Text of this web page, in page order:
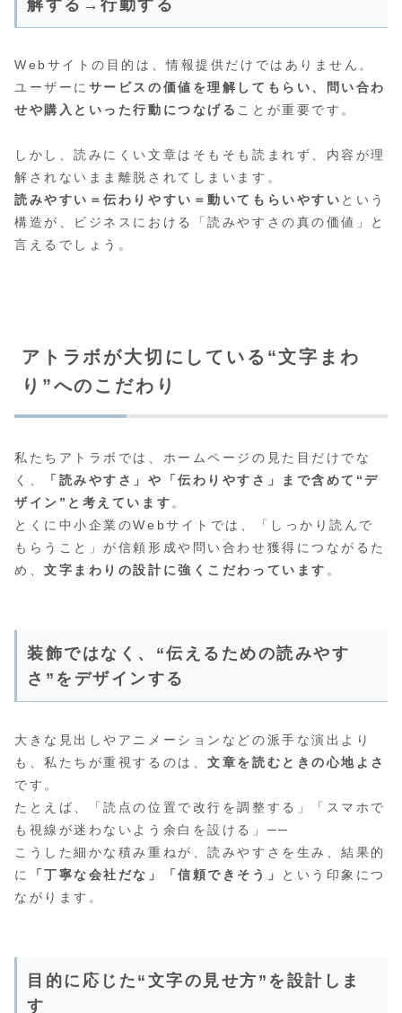
解する→行動する
Webサイトの目的は、情報提供だけではありません。
ユーザーに サービスの価値を理解してもらい、問い合わ
せや購入といった行動につなげる ことが重要です。
しかし、読みにくい文章はそもそも読まれず、内容が理
解されないまま離脱されてしまいます。
読みやすい＝伝わりやすい＝動いてもらいやすい という
構造が、ビジネスにおける「読みやすさの真の価値」と
言えるでしょう。
アトラボが大切にしている“文字まわ
り”へのこだわり
私たちアトラボでは、ホームページの見た目だけでな
く、
「読みやすさ」や「伝わりやすさ」まで含めて“デ
ザイン”と考えています。
とくに中小企業のWebサイトでは、「しっかり読んで
もらうこと」が信頼形成や問い合わせ獲得につながるた
め、文字まわりの設計に強くこだわっています 。
装飾ではなく、“伝えるための読みやす
さ”をデザインする
大きな見出しやアニメーションなどの派手な演出より
も、私たちが重視するのは、文章を読むときの心地よさ
です。
たとえば、「読点の位置で改行を調整する」「スマホで
も視線が迷わないよう余白を設ける」──
こうした細かな積み重ねが、読みやすさを生み、結果的
に
「丁寧な会社だな」「信頼できそう」
という印象につ
ながります。
目的に応じた“文字の見せ方”を設計しま
す